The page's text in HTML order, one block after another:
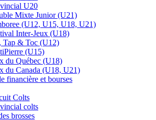
U20
Mixte Junior (U21)
(U12, U15, U18, U21)
Inter-Jeux (U18)
Tap & Toc (U12)
(U15)
du Québec (U18)
du Canada (U18, U21)
financière et bourses
Colts
colts
brosses